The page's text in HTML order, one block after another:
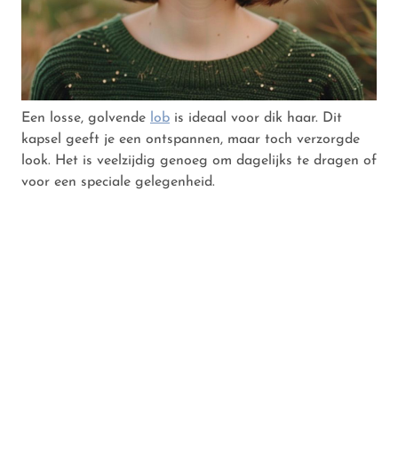
Een losse, golvende lob is ideaal voor dik haar. Dit
kapsel geeft je een ontspannen, maar toch verzorgde
look. Het is veelzijdig genoeg om dagelijks te dragen of
voor een speciale gelegenheid.